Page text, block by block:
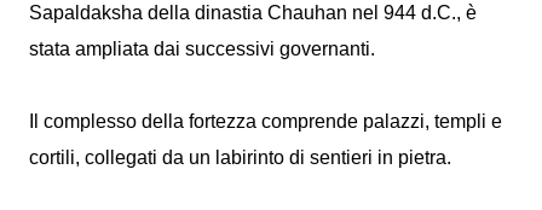
Sapaldaksha della dinastia Chauhan nel 944 d.C., è
stata ampliata dai successivi governanti.
Il complesso della fortezza comprende palazzi, templi e
cortili, collegati da un labirinto di sentieri in pietra.